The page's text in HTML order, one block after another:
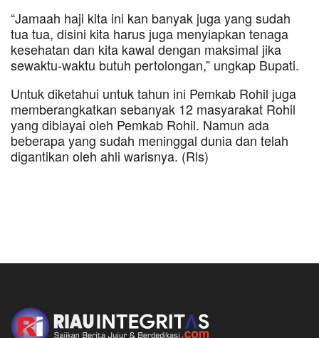
“Jamaah haji kita ini kan banyak juga yang sudah
tua tua, disini kita harus juga menyiapkan tenaga
kesehatan dan kita kawal dengan maksimal jika
sewaktu-waktu butuh pertolongan,” ungkap Bupati.
Untuk diketahui untuk tahun ini Pemkab Rohil juga
memberangkatkan sebanyak 12 masyarakat Rohil
yang dibiayai oleh Pemkab Rohil. Namun ada
beberapa yang sudah meninggal dunia dan telah
digantikan oleh ahli warisnya. (Rls)